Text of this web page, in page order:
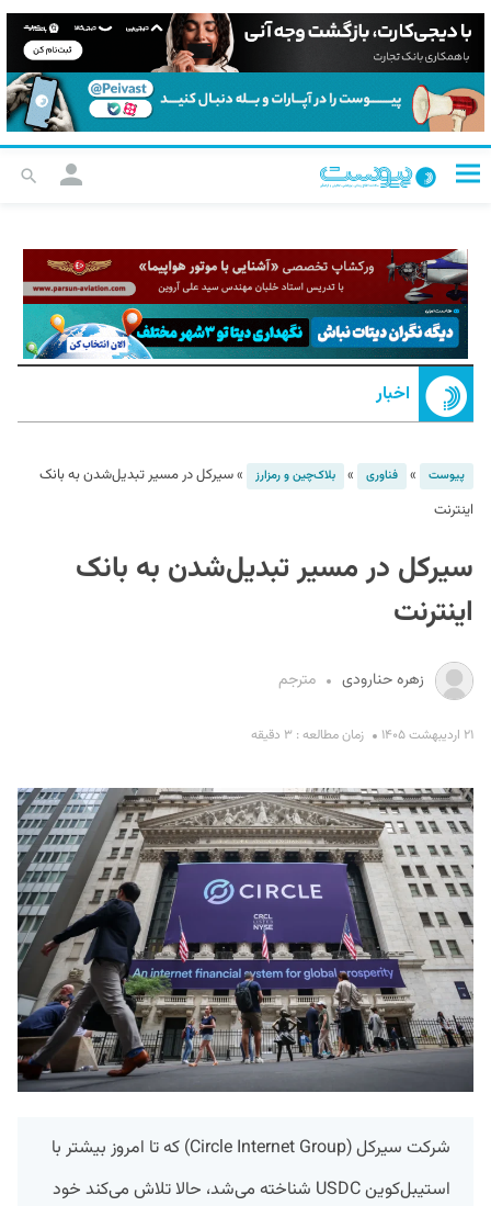
اخبار
پیوست » فناوری » بلاک‌چین و رمزارز »سیرکل در مسیر تبدیل‌شدن به بانک
اینترنت
سیرکل در مسیر تبدیل‌شدن به بانک
اینترنت
زهره حنارودی مترجم
۲۱ اردیبهشت ۱۴۰۵ زمان مطالعه : ۳ دقیقه
شرکت سیرکل (Circle Internet Group) که تا امروز بیشتر با
استیبل‌کوین USDC شناخته می‌شد، حالا تلاش می‌کند خود